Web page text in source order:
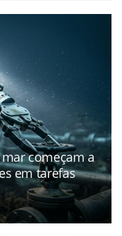
começam a
em tarefas